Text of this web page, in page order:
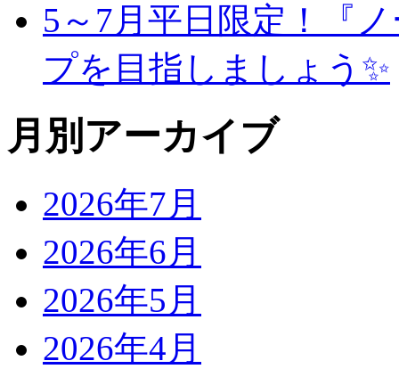
5～7月平日限定！『
プを目指しましょう✨
月別アーカイブ
2026年7月
2026年6月
2026年5月
2026年4月